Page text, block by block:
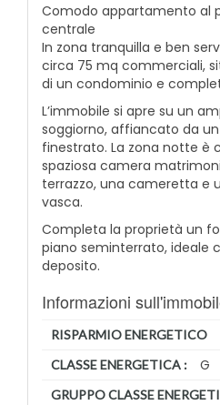
Comodo appartamento al
centrale
In zona tranquilla e ben
circa 75 mq commerciali,
di un condominio e
L’immobile si apre su un
soggiorno, affiancato da
finestrato. La zona notte è
spaziosa camera
terrazzo, una cameretta e
vasca.
Completa la proprietà un
piano seminterrato, ideale
deposito.
Informazioni
RISPARMIO ENERGETICO
CLASSE ENERGETICA :
G
GRUPPO CLASSE